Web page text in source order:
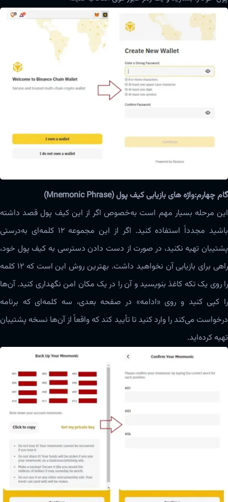
گام چهارم:واژه های بازیابی کیف پول (Mnemonic Phrase)
این مرحله بسیار مهم است به‌خصوص اگر از این کیف پول قصد داشته
باشید مجدداً استفاده کنید. اگر از این مجموعه ۱۲ کلمه‌ای به‌درستی
پشتیبان تهیه نکنید، در صورت از دست دادن دسترسی به کیف پول خود،
راهی برای بازیابی آن نخواهید داشت. بهترین روش این است که 12 کلمه
را روی یک تکه کاغذ بنویسید و آن را در یک مکان امن نگهداری کنید. آن‌ها
را کپی کنید و روی «ادامه» در صفحه بعدی، سه کلمه‌ای که برنامه
درخواست می‌کند را وارد کنید تا تأیید کند که واقعاً از آن‌ها نسخه پشتیبان
تهیه کرده‌اید.